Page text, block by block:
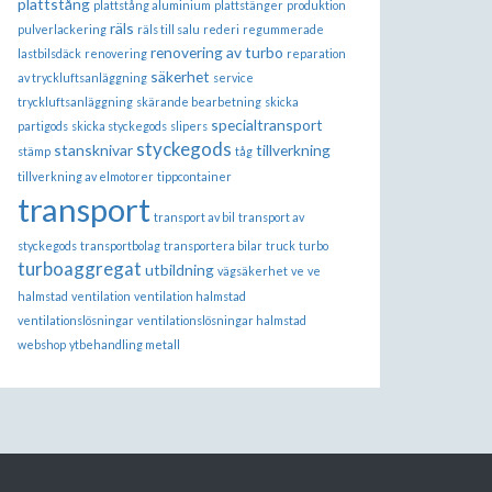
plattstång plattstång aluminium plattstänger produktion
pulverlackering räls räls till salu rederi regummerade
lastbilsdäck renovering renovering av turbo reparation
av tryckluftsanläggning säkerhet service
tryckluftsanläggning skärande bearbetning skicka
partigods skicka styckegods slipers specialtransport
stämp stansknivar styckegods tåg tillverkning
tillverkning av elmotorer tippcontainer
transport transport av bil transport av
styckegods transportbolag transportera bilar truck turbo
turboaggregat utbildning vägsäkerhet ve ve
halmstad ventilation ventilation halmstad
ventilationslösningar ventilationslösningar halmstad
webshop ytbehandling metall